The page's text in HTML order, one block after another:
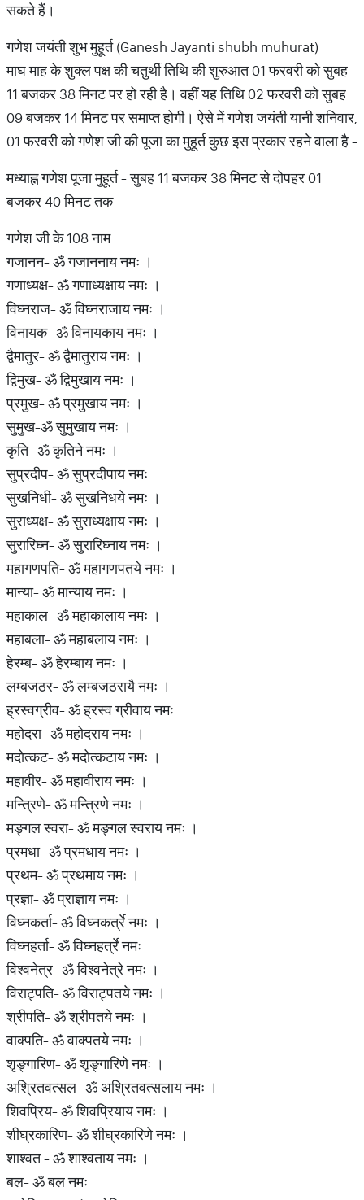
सकते हैं।
गणेश जयंती शुभ मुहूर्त (Ganesh Jayanti shubh muhurat)
माघ माह के शुक्ल पक्ष की चतुर्थी तिथि की शुरुआत 01 फरवरी को सुबह
11 बजकर 38 मिनट पर हो रही है। वहीं यह तिथि 02 फरवरी को सुबह
09 बजकर 14 मिनट पर समाप्त होगी। ऐसे में गणेश जयंती यानी शनिवार,
01 फरवरी को गणेश जी की पूजा का मुहूर्त कुछ इस प्रकार रहने वाला है -
मध्याह्न गणेश पूजा मुहूर्त - सुबह 11 बजकर 38 मिनट से दोपहर 01
बजकर 40 मिनट तक
गणेश जी के 108 नाम
गजानन- ॐ गजाननाय नमः ।
गणाध्यक्ष- ॐ गणाध्यक्षाय नमः ।
विघ्नराज- ॐ विघ्नराजाय नमः ।
विनायक- ॐ विनायकाय नमः ।
द्वैमातुर- ॐ द्वैमातुराय नमः ।
द्विमुख- ॐ द्विमुखाय नमः ।
प्रमुख- ॐ प्रमुखाय नमः ।
सुमुख-ॐ सुमुखाय नमः ।
कृति- ॐ कृतिने नमः ।
सुप्रदीप- ॐ सुप्रदीपाय नमः
सुखनिधी- ॐ सुखनिधये नमः ।
सुराध्यक्ष- ॐ सुराध्यक्षाय नमः ।
सुरारिघ्न- ॐ सुरारिघ्नाय नमः ।
महागणपति- ॐ महागणपतये नमः ।
मान्या- ॐ मान्याय नमः ।
महाकाल- ॐ महाकालाय नमः ।
महाबला- ॐ महाबलाय नमः ।
हेरम्ब- ॐ हेरम्बाय नमः ।
लम्बजठर- ॐ लम्बजठरायै नमः ।
ह्रस्वग्रीव- ॐ ह्रस्व ग्रीवाय नमः
महोदरा- ॐ महोदराय नमः ।
मदोत्कट- ॐ मदोत्कटाय नमः ।
महावीर- ॐ महावीराय नमः ।
मन्त्रिणे- ॐ मन्त्रिणे नमः ।
मङ्गल स्वरा- ॐ मङ्गल स्वराय नमः ।
प्रमधा- ॐ प्रमधाय नमः ।
प्रथम- ॐ प्रथमाय नमः ।
प्रज्ञा- ॐ प्राज्ञाय नमः ।
विघ्नकर्ता- ॐ विघ्नकर्त्रे नमः ।
विघ्नहर्ता- ॐ विघ्नहर्त्रे नमः
विश्वनेत्र- ॐ विश्वनेत्रे नमः ।
विराट्पति- ॐ विराट्पतये नमः ।
श्रीपति- ॐ श्रीपतये नमः ।
वाक्पति- ॐ वाक्पतये नमः ।
शृङ्गारिण- ॐ शृङ्गारिणे नमः ।
अश्रितवत्सल- ॐ अश्रितवत्सलाय नमः ।
शिवप्रिय- ॐ शिवप्रियाय नमः ।
शीघ्रकारिण- ॐ शीघ्रकारिणे नमः ।
शाश्वत - ॐ शाश्वताय नमः ।
बल- ॐ बल नमः